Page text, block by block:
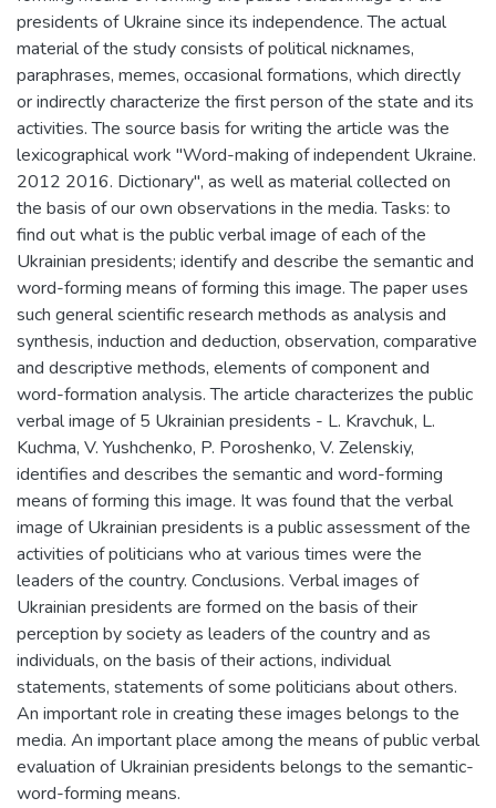
presidents of Ukraine since its independence. The actual
material of the study consists of political nicknames,
paraphrases, memes, occasional formations, which directly
or indirectly characterize the first person of the state and its
activities. The source basis for writing the article was the
lexicographical work "Word-making of independent Ukraine.
2012 2016. Dictionary", as well as material collected on
the basis of our own observations in the media. Tasks: to
find out what is the public verbal image of each of the
Ukrainian presidents; identify and describe the semantic and
word-forming means of forming this image. The paper uses
such general scientific research methods as analysis and
synthesis, induction and deduction, observation, comparative
and descriptive methods, elements of component and
word-formation analysis. The article characterizes the public
verbal image of 5 Ukrainian presidents - L. Kravchuk, L.
Kuchma, V. Yushchenko, P. Poroshenko, V. Zelenskiy,
identifies and describes the semantic and word-forming
means of forming this image. It was found that the verbal
image of Ukrainian presidents is a public assessment of the
activities of politicians who at various times were the
leaders of the country. Conclusions. Verbal images of
Ukrainian presidents are formed on the basis of their
perception by society as leaders of the country and as
individuals, on the basis of their actions, individual
statements, statements of some politicians about others.
An important role in creating these images belongs to the
media. An important place among the means of public verbal
evaluation of Ukrainian presidents belongs to the semantic-
word-forming means.